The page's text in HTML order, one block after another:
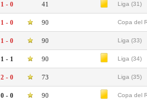
1 - 0 41 Liga (31)
1 - 0 90 Copa del
1 - 0 90 Liga (33)
1 - 1 90 Liga (34)
2 - 0 73 Liga (35)
0 - 0 90 Copa del